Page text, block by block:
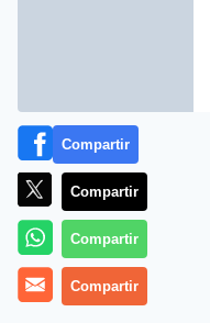
Más información
Compartir
Compartir
Compartir
Compartir